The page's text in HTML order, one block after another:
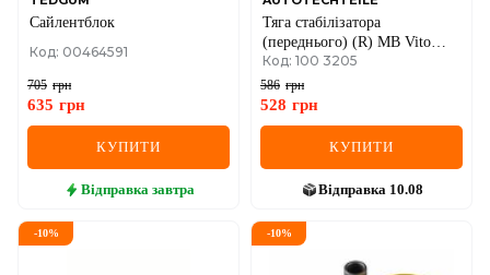
PEUGEOT
POLESTAR
RAM
Сайлентблок
Код: 00464591
705 грн
635 грн
КУПИТИ
Відправка завтра
Тяга стабілізатора
(переднього) (R) MB Vito
(W638) CDI -03 (3205)
Код: 100 3205
586 грн
528 грн
КУПИТИ
Відправка 10.08
-10% -10%